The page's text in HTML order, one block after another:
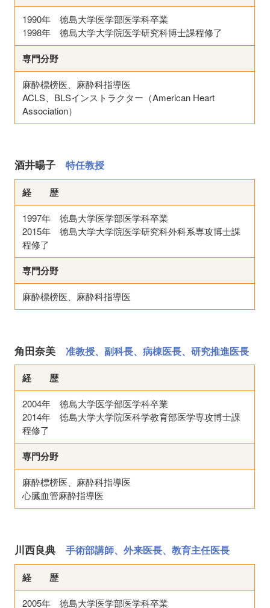
1990年 徳島大学医学部医学科卒業
1998年 徳島大学大学院医学研究科博士課程修了
専門分野
麻酔標榜医、麻酔科指導医
ACLS、BLSインストラクター（American Heart
Association）
酒井暘子特任教授
経 歴
1997年 徳島大学医学部医学科卒業
2015年 徳島大学大学院医学研究科外科系専攻博士課
程修了
専門分野
麻酔標榜医、麻酔科指導医
角田奈美准教授、副科長、病棟医長、研究推進医長
経 歴
2004年 徳島大学医学部医学科卒業
2014年 徳島大学大学院医科学教育部医学専攻博士課
程修了
専門分野
麻酔標榜医、麻酔科指導医
心臓血管麻酔指導医
川西良典手術部講師、外来医長、教育主任医長
経 歴
2005年 徳島大学医学部医学科卒業